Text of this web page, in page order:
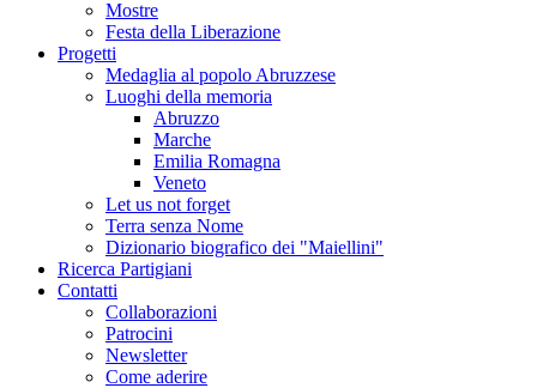
Mostre
Festa della Liberazione
Progetti
Medaglia al popolo Abruzzese
Luoghi della memoria
Abruzzo
Marche
Emilia Romagna
Veneto
Let us not forget
Terra senza Nome
Dizionario biografico dei "Maiellini"
Ricerca Partigiani
Contatti
Collaborazioni
Patrocini
Newsletter
Come aderire